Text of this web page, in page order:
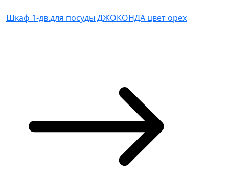
Шкаф 1-дв.для посуды ДЖОКОНДА цвет орех